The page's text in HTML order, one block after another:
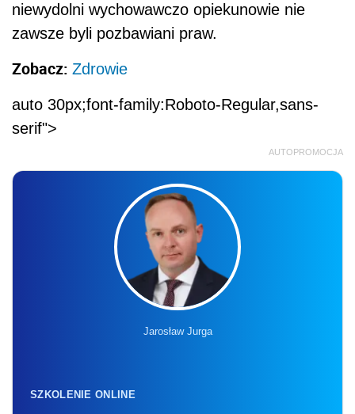
niewydolni wychowawczo opiekunowie nie
zawsze byli pozbawiani praw.
Zobacz: Zdrowie
auto 30px;font-family:Roboto-Regular,sans-
serif">
AUTOPROMOCJA
Jarosław Jurga
SZKOLENIE ONLINE